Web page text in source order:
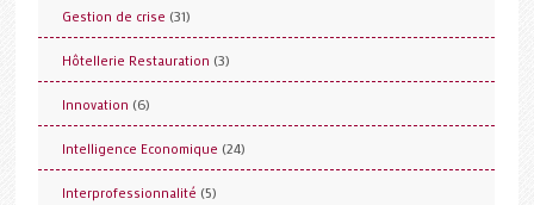
Gestion de crise (31)
Hôtellerie Restauration (3)
Innovation (6)
Intelligence Economique (24)
Interprofessionnalité (5)